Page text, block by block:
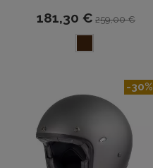
181,30 € 259,00 €
-30%